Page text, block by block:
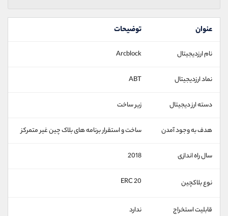
عنوان توضیحات
نام ارزدیجیتال Arcblock
نماد ارزدیجیتال ABT
دسته ارز دیجیتال زیر ساخت
هدف به وجود آمدن ساخت و استقرار برنامه های بلاک چین غیر متمرکز
سال راه اندازی 2018
نوع بلاکچین ERC 20
قابلیت استخراج ندارد